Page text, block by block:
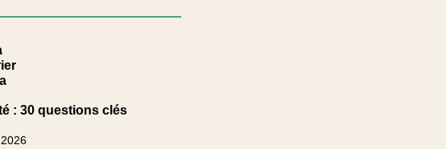
: 30 questions clés